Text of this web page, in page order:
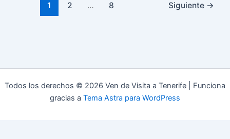
1 2 … 8 Siguiente →
Todos los derechos © 2026 Ven de Visita a Tenerife | Funciona
gracias a Tema Astra para WordPress